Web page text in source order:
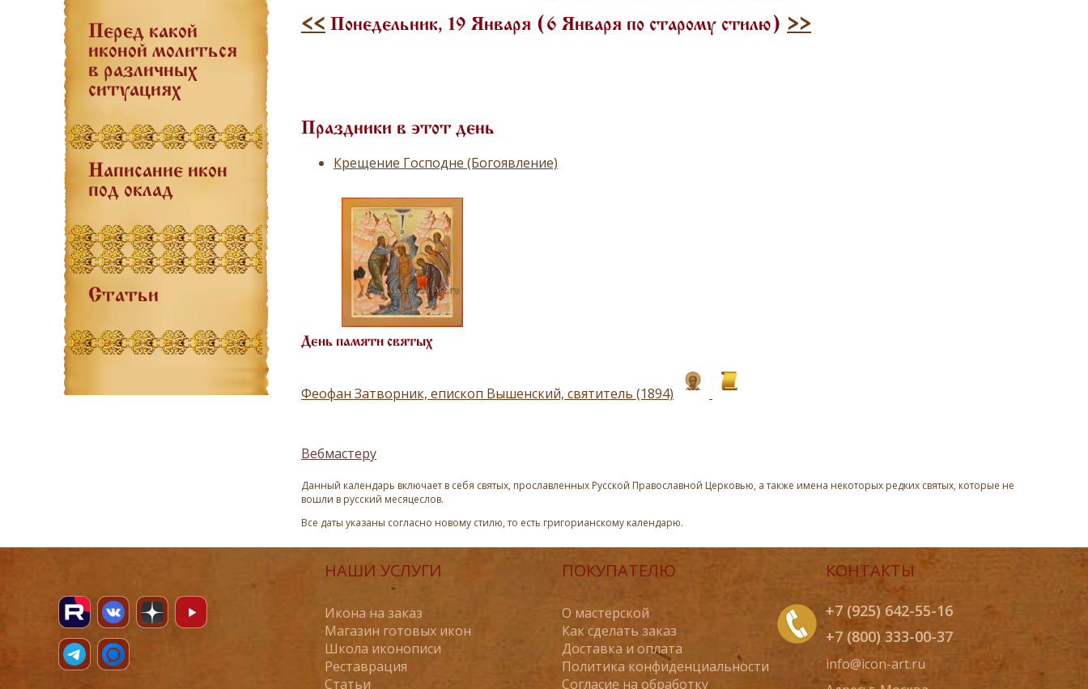
Перед какой
иконой молиться
в различных
ситуациях
Написание икон
под оклад
Статьи
<< Понедельник, 19 Января (6 Января по старому стилю) >>
Праздники в этот день
Крещение Господне (Богоявление)
День памяти святых
Феофан Затворник, епископ Вышенский, святитель (1894)
Вебмастеру
Данный календарь включает в себя святых, прославленных Русской Православной Церковью, а также имена некоторых редких святых, которые не
вошли в русский месяцеслов.
Все даты указаны согласно новому стилю, то есть григорианскому календарю.
НАШИ УСЛУГИ
Икона на заказ
Магазин готовых икон
Школа иконописи
Реставрация
Статьи
ПОКУПАТЕЛЮ
О мастерской
Как сделать заказ
Доставка и оплата
Политика конфиденциальности
Согласие на обработку
КОНТАКТЫ
+7 (925) 642-55-16
+7 (800) 333-00-37
info@icon-art.ru